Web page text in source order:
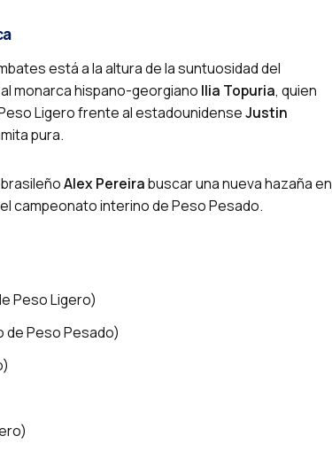
está a la altura de la suntuosidad del
monarca hispano-georgiano Ilia Topuria, quien
Ligero frente al estadounidenseJustin
pura.
Alex Pereirabuscar una nueva hazaña en
campeonato interino de Peso Pesado.
Peso Ligero)
de Peso Pesado)